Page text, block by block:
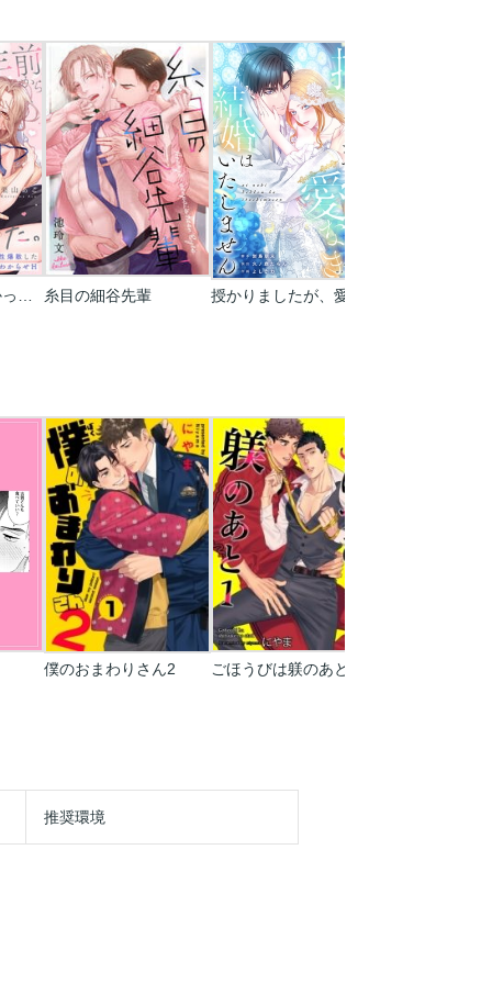
10年前からシたかった。～理性爆散した幼馴染のわからせＨ 糸目の細谷先輩
僕のおまわりさん2
推奨環境